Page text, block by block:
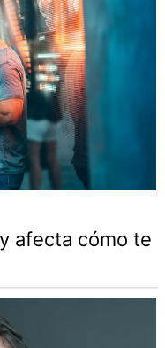
afecta cómo te